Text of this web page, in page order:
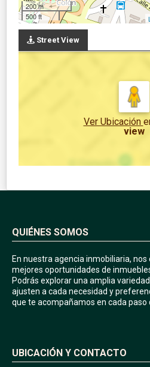
200 m
500 ft
Street View
Ver Ubicación
view
QUIÉNES SOMOS
En nuestra agencia inmobiliaria,
mejores oportunidades de
Podrás explorar una amplia
ajusten a cada necesidad y
que te acompañamos en cada paso
UBICACIÓN Y CONTACTO